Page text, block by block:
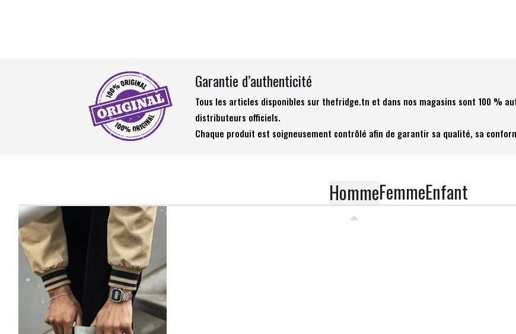
Garantie d’authenticité
Tous les articles disponibles sur thefridge.tn et dans nos magasins sont 100 %
distributeurs officiels.
Chaque produit est soigneusement contrôlé afin de garantir sa qualité, sa
HommeFemmeEnfant